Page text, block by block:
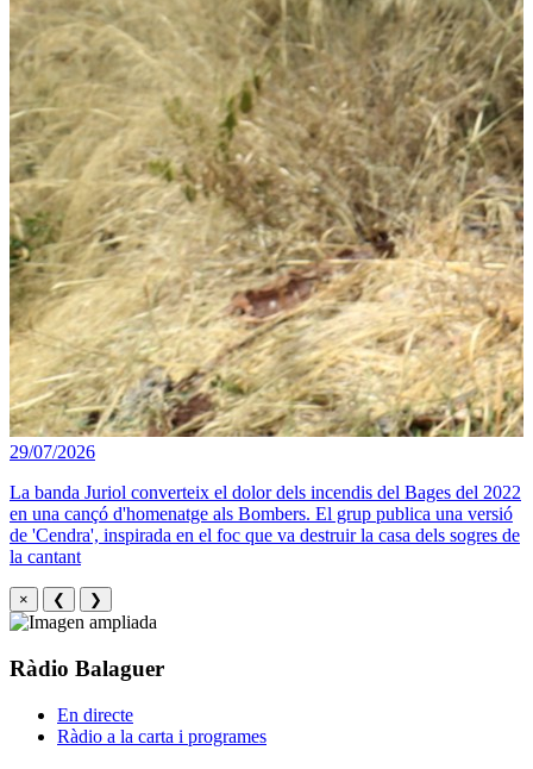
29/07/2026
La banda Juriol converteix el dolor dels incendis del Bages del 2022
en una cançó d'homenatge als Bombers. El grup publica una versió
de 'Cendra', inspirada en el foc que va destruir la casa dels sogres de
la cantant
× ❮ ❯
Ràdio Balaguer
En directe
Ràdio a la carta i programes